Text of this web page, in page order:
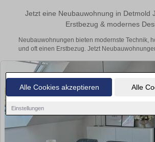
Alle Cookies akzeptieren Alle
Einstellungen
Jetzt eine Neubauwohnung in Detmold
Erstbezug & modernes
Neubauwohnungen bieten modernste Technik,
und oft einen Erstbezug. Jetzt